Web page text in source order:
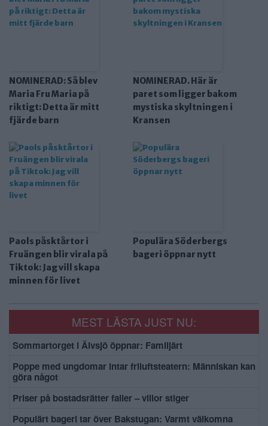
NOMINERAD: Så blev
Maria Fru Maria på
riktigt: Detta är mitt
fjärde barn
NOMINERAD. Här är
paret som ligger bakom
mystiska skyltningen i
Kransen
Paols påsktårtor i
Fruängen blir virala på
Tiktok: Jag vill skapa
minnen för livet
Populära Söderbergs
bageri öppnar nytt
MEST LÄSTA JUST NU:
Sommartorget i Älvsjö öppnar: Familjärt
Poppe med ungdomar intar friluftsteatern: Människan kan
göra något
Priser på bostadsrätter faller – villor stiger
Populärt bageri tar över Bakstugan: Varmt välkomna